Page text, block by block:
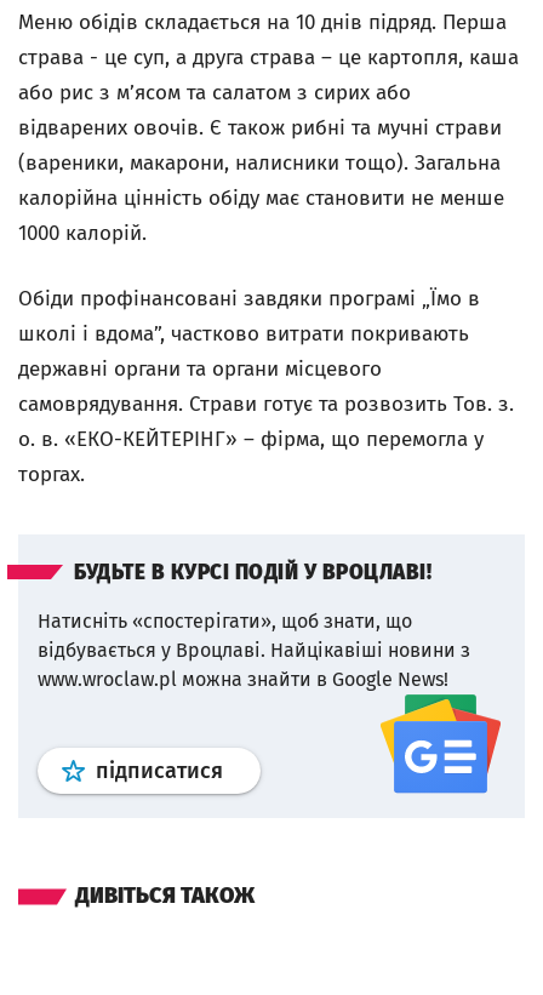
Меню обідів складається на 10 днів підряд. Перша
страва - це суп, а друга страва – це картопля, каша
або рис з м’ясом та салатом з сирих або
відварених овочів. Є також рибні та мучні страви
(вареники, макарони, налисники тощо). Загальна
калорійна цінність обіду має становити не менше
1000 калорій.
Обіди профінансовані завдяки програмі „Їмо в
школі і вдома”, частково витрати покривають
державні органи та органи місцевого
самоврядування. Страви готує та розвозить Тов. з.
о. в. «ЕКО-КЕЙТЕРІНГ» – фірма, що перемогла у
торгах.
БУДЬТЕ В КУРСІ ПОДІЙ У ВРОЦЛАВІ!
Натисніть «спостерігати», щоб знати, що
відбувається у Вроцлаві. Найцікавіші новини з
www.wroclaw.pl можна знайти в Google News!
підписатися Профіль google news
ДИВІТЬСЯ ТАКОЖ